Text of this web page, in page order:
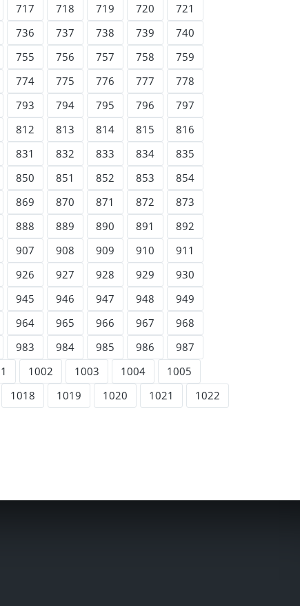
717 718 719 720
721
736 737 738 739
740
755 756 757 758
759
774 775 776 777
778
793 794 795 796
797
812 813 814 815
816
831 832 833 834
835
850 851 852 853
854
869 870 871 872
873
888 889 890 891
892
907 908 909 910
911
926 927 928 929
930
945 946 947 948
949
964 965 966 967
968
983 984 985 986
987
1002 1003 1004
1005
1018 1019 1020 1021
1022